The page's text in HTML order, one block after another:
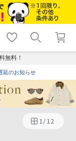
shopping_cart lock_outline
ログイン
無料！
延のお知らせ
1/12